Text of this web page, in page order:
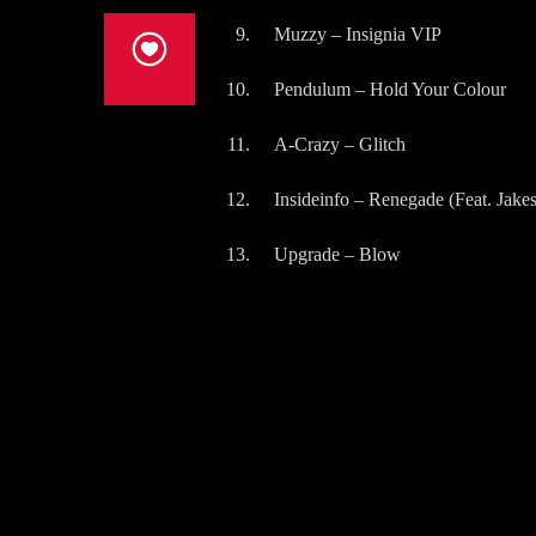
Muzzy – Insignia VIP
Pendulum – Hold Your Colour
A-Crazy – Glitch
Insideinfo – Renegade (Feat.
Upgrade – Blow